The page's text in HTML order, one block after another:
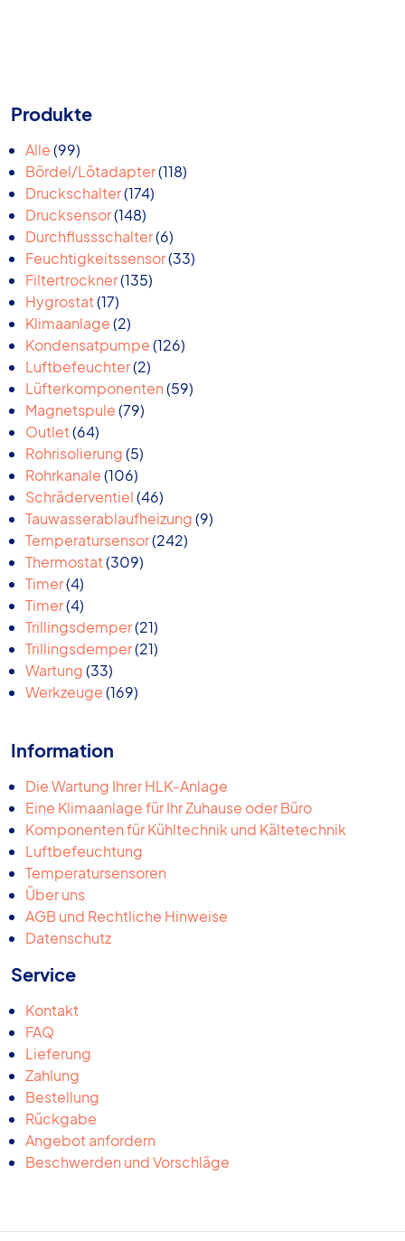
Produkte
Alle 9999
Produkte
Bördel/Lötadapter 118118
Druckschalter 174174
Drucksensor 148148
Produkte
Durchflussschalter 66
Produkte
Feuchtigkeitssensor 3333
Filtertrockner 135135
Hygrostat 1717
Produkte
Klimaanlage 22
Produkte
Kondensatpumpe 126126
Luftbefeuchter 22
Produkte
Lüfterkomponenten 5959
Magnetspule 7979
Outlet 6464
Produkte
Rohrisolierung 55
Rohrkanale 106106
Produkte
Schräderventiel 4646
Produkte
Tauwasserablaufheizung 99
Temperatursensor 242242
Thermostat 309309
Timer 44
Produkte
Timer 44
Produkte
Trillingsdemper 2121
Produkte
Trillingsdemper 2121
Wartung 3333
Produkte
Werkzeuge 169169
Information
Die Wartung Ihrer HLK-Anlage
Eine Klimaanlage für Ihr Zuhause oder Büro
Komponenten für Kühltechnik und Kältetechnik
Luftbefeuchtung
Temperatursensoren
Über uns
AGB und Rechtliche Hinweise
Datenschutz
Service
Kontakt
FAQ
Lieferung
Zahlung
Bestellung
Rückgabe
Angebot anfordern
Beschwerden und Vorschläge